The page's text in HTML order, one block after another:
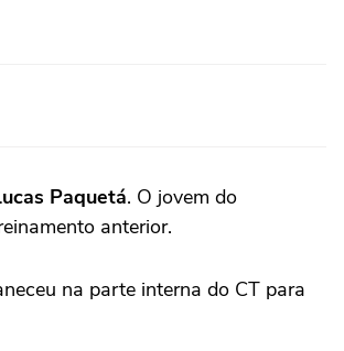
Paquetá. O jovem do
anterior.
na parte interna do CT para